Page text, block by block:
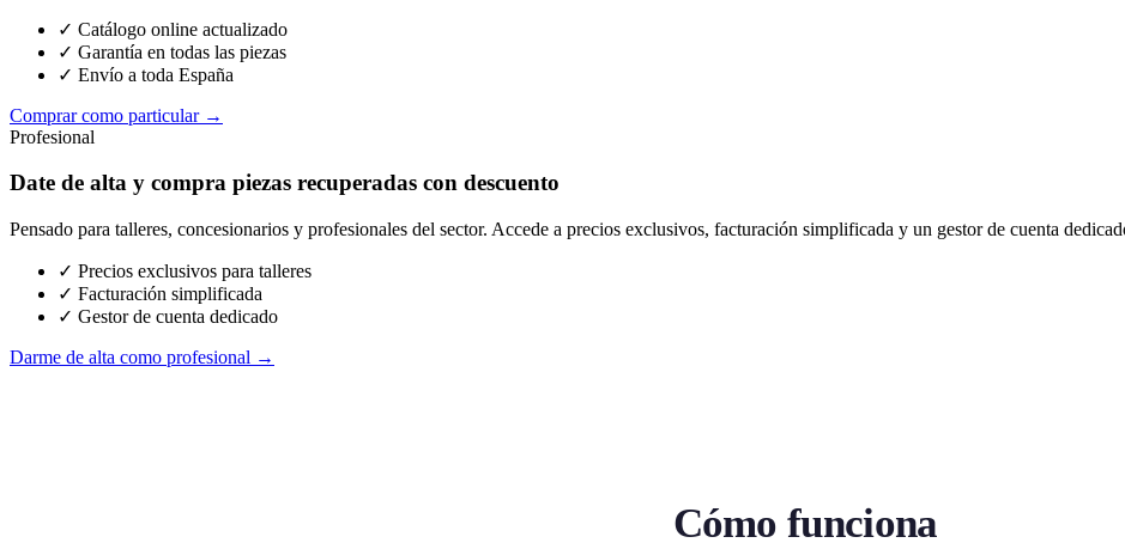
✓ Catálogo online actualizado
✓ Garantía en todas las piezas
✓ Envío a toda España
Comprar como particular →
Profesional
Date de alta y compra piezas recuperadas con descuento
Pensado para talleres, concesionarios y profesionales del sector. Accede a precios exclusivos, facturación simplificada y un gestor de cuenta
✓ Precios exclusivos para talleres
✓ Facturación simplificada
✓ Gestor de cuenta dedicado
Darme de alta como profesional →
Cómo funciona